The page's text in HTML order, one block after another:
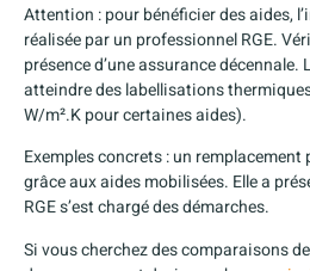
Attention : pour bénéficier des aides,
réalisée par un professionnel RGE.
présence d’une assurance décennale.
atteindre des labellisations
W/m².K pour certaines aides).
Exemples concrets : un
grâce aux aides mobilisées. Elle a
RGE s’est chargé des démarches.
Si vous cherchez des comparaisons